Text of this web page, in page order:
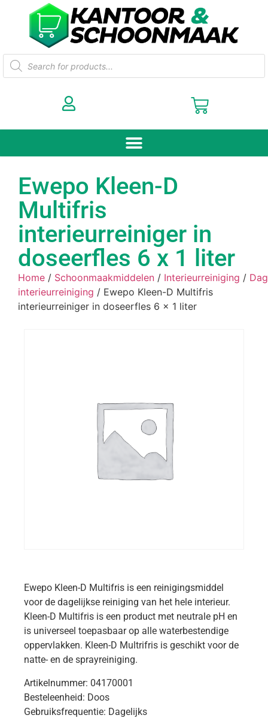
Ewepo Kleen-D
Multifris
interieurreiniger in
doseerfles 6 x 1 liter
Home / Schoonmaakmiddelen / Interieurreiniging /
interieurreiniging / Ewepo Kleen-D Multifris
interieurreiniger in doseerfles 6 x 1 liter
Ewepo Kleen-D Multifris is een reinigingsmiddel
voor de dagelijkse reiniging van het hele interieur.
Kleen-D Multifris is een product met neutrale pH en
is universeel toepasbaar op alle waterbestendige
oppervlakken. Kleen-D Multrifris is geschikt voor de
natte- en de sprayreiniging.
Artikelnummer: 04170001
Besteleenheid: Doos
Gebruiksfrequentie: Dagelijks